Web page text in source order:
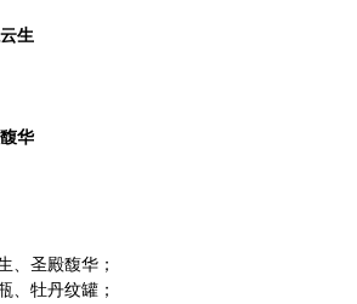
生
华
、圣殿馥华；
、牡丹纹罐；